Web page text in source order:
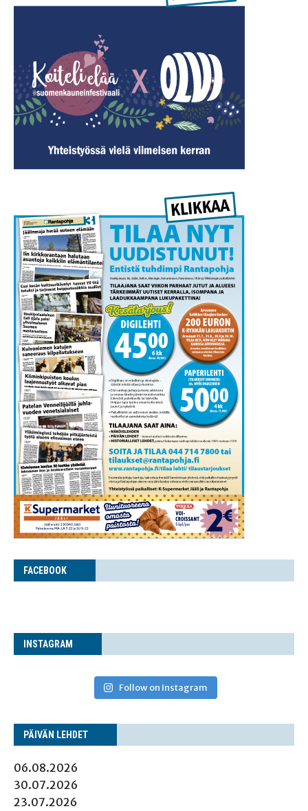
FACE­BOOK
INS­TA­GRAM
Follow on Instagram
PÄI­VÄN LEHDET
06.08.2026
30.07.2026
23.07.2026